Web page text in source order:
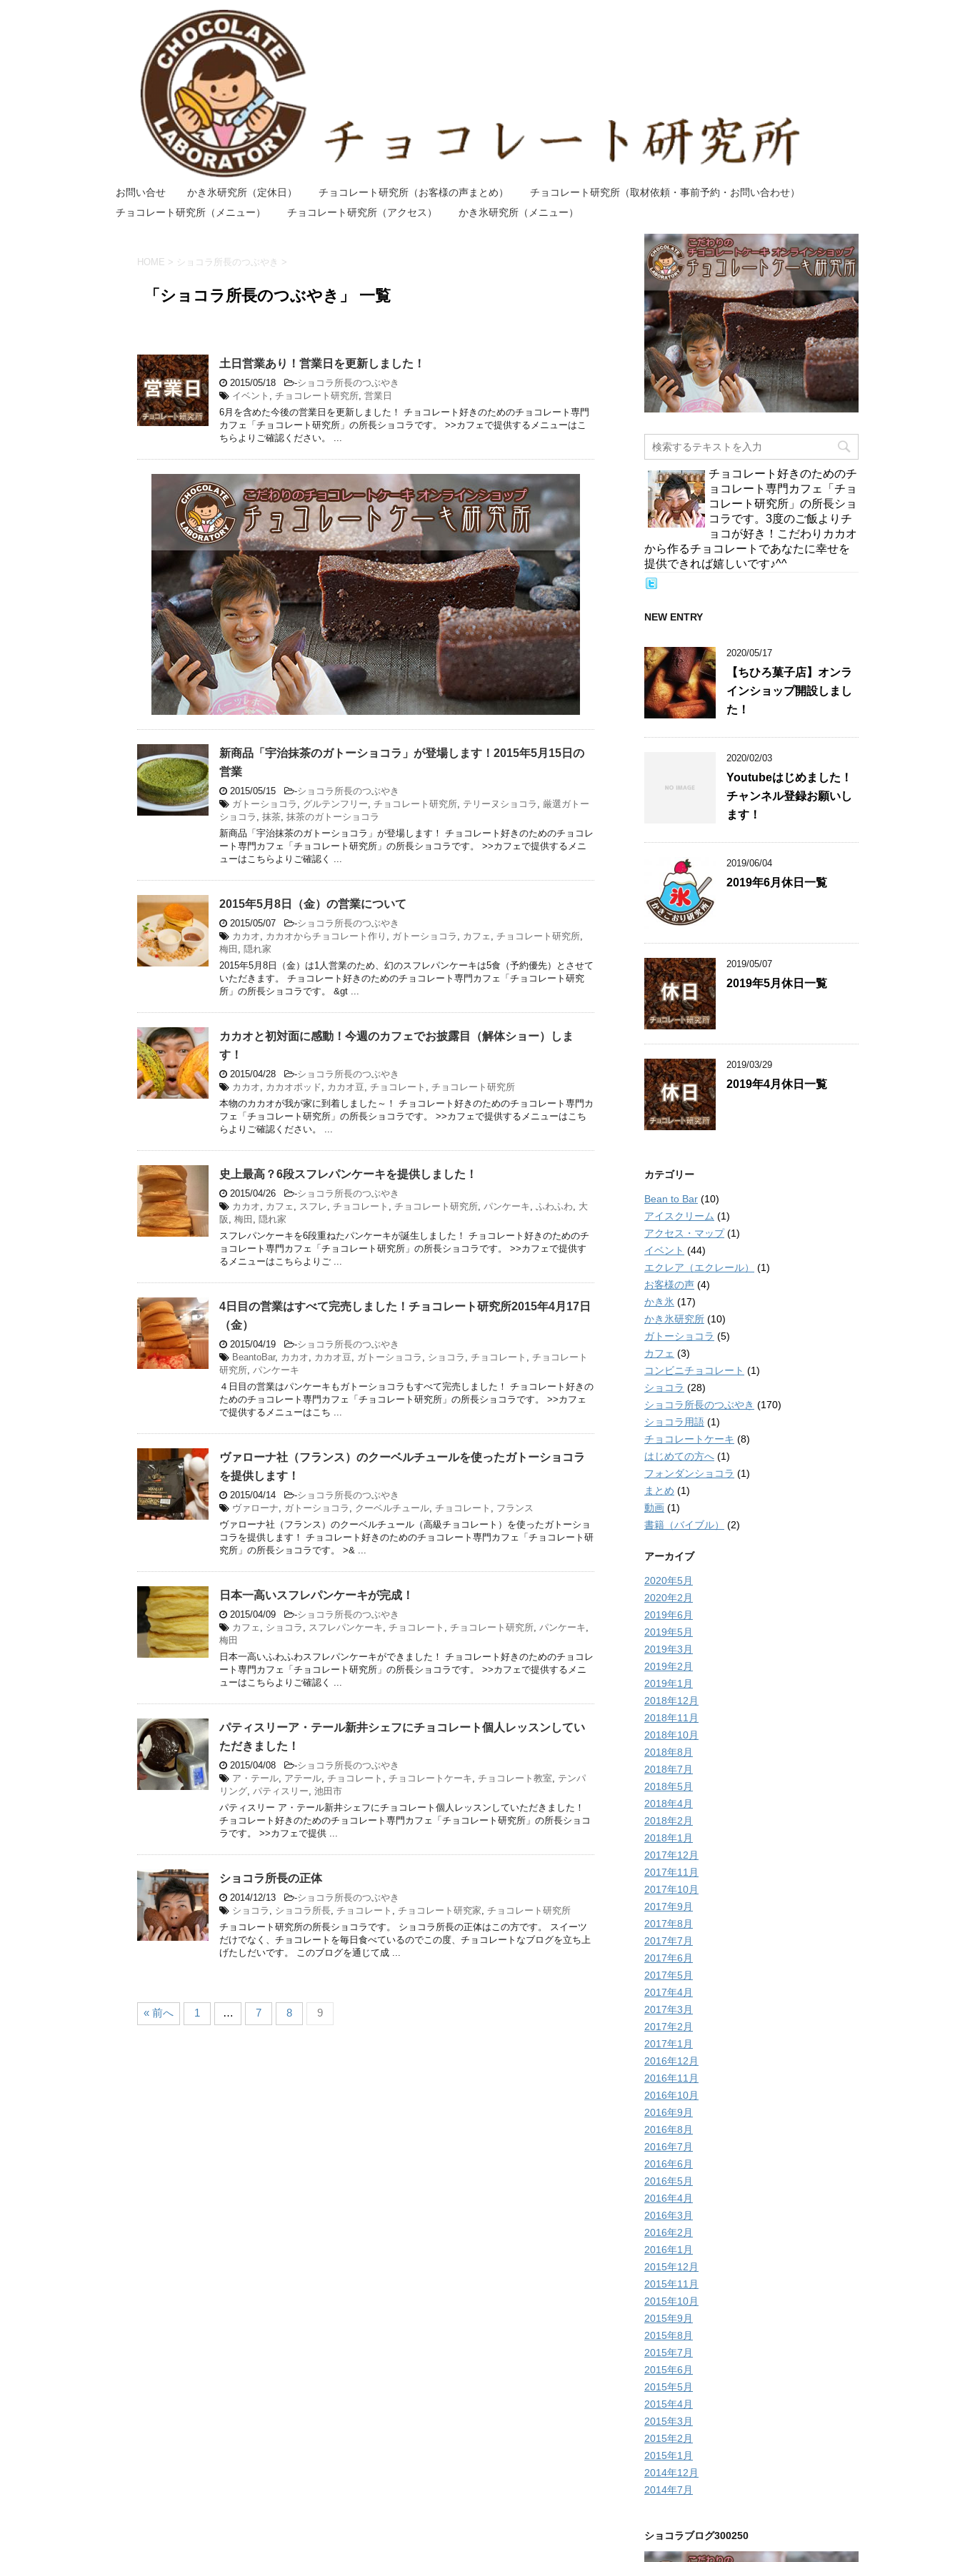
お問い合せ かき氷研究所（定休日） チョコレート研究所（お客様の声まとめ）
チョコレート研究所（取材依頼・事前予約・お問い合わせ）
チョコレート研究所（メニュー）
チョコレート研究所（アクセス） かき氷研究所（メニュー）
HOME > ショコラ所長のつぶやき >
「ショコラ所長のつぶやき」 一覧
土日営業あり！営業日を更新しました！
2015/05/18 -ショコラ所長のつぶやき
イベント
チョコレート研究所 営業日
6月を含めた今後の営業日を更新しました！ チョコレート好きのためのチョコレート専門
カフェ「チョコレート研究所」の所長ショコラです。 >>カフェで提供するメニューはこ
ちらよりご確認ください。 ...
新商品「宇治抹茶のガトーショコラ」が登場します！2015年5月15日の
営業
2015/05/15 -ショコラ所長のつぶやき
ガトーショコラ
グルテンフリー チョコレート研究所 テリーヌショコラ
厳選ガトー
ショコラ
抹茶 抹茶のガトーショコラ
新商品「宇治抹茶のガトーショコラ」が登場します！ チョコレート好きのためのチョコレ
ート専門カフェ「チョコレート研究所」の所長ショコラです。 >>カフェで提供するメニ
ューはこちらよりご確認く ...
2015年5月8日（金）の営業について
2015/05/07 -ショコラ所長のつぶやき
カカオ
カカオからチョコレート作り ガトーショコラ カフェ チョコレート研究所
梅田
隠れ家
2015年5月8日（金）は1人営業のため、幻のスフレパンケーキは5食（予約優先）とさせて
いただきます。 チョコレート好きのためのチョコレート専門カフェ「チョコレート研究
所」の所長ショコラです。 &gt ...
カカオと初対面に感動！今週のカフェでお披露目（解体ショー）しま
す！
2015/04/28 -ショコラ所長のつぶやき
カカオ
カカオポッド カカオ豆 チョコレート
チョコレート研究所
本物のカカオが我が家に到着しました～！ チョコレート好きのためのチョコレート専門カ
フェ「チョコレート研究所」の所長ショコラです。 >>カフェで提供するメニューはこち
らよりご確認ください。 ...
史上最高？6段スフレパンケーキを提供しました！
2015/04/26 -ショコラ所長のつぶやき
カカオ
カフェ スフレ チョコレート チョコレート研究所 パンケーキ ふわふわ
大
阪
梅田
隠れ家
スフレパンケーキを6段重ねたパンケーキが誕生しました！ チョコレート好きのためのチ
ョコレート専門カフェ「チョコレート研究所」の所長ショコラです。 >>カフェで提供す
るメニューはこちらよりご ...
4日目の営業はすべて完売しました！チョコレート研究所2015年4月17日
（金）
2015/04/19 -ショコラ所長のつぶやき
BeantoBar, カカオ カカオ豆 ガトーショコラ ショコラ チョコレート
チョコレート
研究所 パンケーキ
４日目の営業はパンケーキもガトーショコラもすべて完売しました！ チョコレート好きの
ためのチョコレート専門カフェ「チョコレート研究所」の所長ショコラです。 >>カフェ
で提供するメニューはこち ...
ヴァローナ社（フランス）のクーベルチュールを使ったガトーショコラ
を提供します！
2015/04/14 -ショコラ所長のつぶやき
ヴァローナ
ガトーショコラ クーベルチュール チョコレート
フランス
ヴァローナ社（フランス）のクーベルチュール（高級チョコレート）を使ったガトーショ
コラを提供します！ チョコレート好きのためのチョコレート専門カフェ「チョコレート研
究所」の所長ショコラです。 >& ...
日本一高いスフレパンケーキが完成！
2015/04/09 -ショコラ所長のつぶやき
カフェ
ショコラ スフレパンケーキ チョコレート チョコレート研究所 パンケーキ
梅田
日本一高いふわふわスフレパンケーキができました！ チョコレート好きのためのチョコレ
ート専門カフェ「チョコレート研究所」の所長ショコラです。 >>カフェで提供するメニ
ューはこちらよりご確認く ...
パティスリーア・テール新井シェフにチョコレート個人レッスンしてい
ただきました！
2015/04/08 -ショコラ所長のつぶやき
ア・テール アテール チョコレート チョコレートケーキ チョコレート教室
テンパ
リング パティスリー 池田市
パティスリー ア・テール新井シェフにチョコレート個人レッスンしていただきました！
チョコレート好きのためのチョコレート専門カフェ「チョコレート研究所」の所長ショコ
ラです。 >>カフェで提供 ...
ショコラ所長の正体
2014/12/13 -ショコラ所長のつぶやき
ショコラ
ショコラ所長 チョコレート チョコレート研究家 チョコレート研究所
チョコレート研究所の所長ショコラです。 ショコラ所長の正体はこの方です。 スイーツ
だけでなく、チョコレートを毎日食べているのでこの度、チョコレートなブログを立ち上
げたしだいです。 このブログを通じて成 ...
« 前へ 1 … 7 8 9
チョコレート好きのためのチ
ョコレート専門カフェ「チョ
コレート研究所」の所長ショ
コラです。3度のご飯よりチ
ョコが好き！こだわりカカオ
から作るチョコレートであなたに幸せを
提供できれば嬉しいです♪^^
NEW ENTRY
2020/05/17
【ちひろ菓子店】オンラ
インショップ開設しまし
た！
2020/02/03
Youtubeはじめました！
チャンネル登録お願いし
ます！
2019/06/04
2019年6月休日一覧
2019/05/07
2019年5月休日一覧
2019/03/29
2019年4月休日一覧
カテゴリー
Bean to Bar (10)
アイスクリーム (1)
アクセス・マップ(1)
イベント (44)
エクレア（エクレール）
(1)
お客様の声 (4)
かき氷 (17)
かき氷研究所 (10)
ガトーショコラ (5)
カフェ (3)
コンビニチョコレート (1)
ショコラ (28)
ショコラ所長のつぶやき (170)
ショコラ用語 (1)
チョコレートケーキ (8)
はじめての方へ (1)
フォンダンショコラ (1)
まとめ (1)
動画 (1)
書籍（バイブル）
(2)
アーカイブ
2020年5月
2020年2月
2019年6月
2019年5月
2019年3月
2019年2月
2019年1月
2018年12月
2018年11月
2018年10月
2018年8月
2018年7月
2018年5月
2018年4月
2018年2月
2018年1月
2017年12月
2017年11月
2017年10月
2017年9月
2017年8月
2017年7月
2017年6月
2017年5月
2017年4月
2017年3月
2017年2月
2017年1月
2016年12月
2016年11月
2016年10月
2016年9月
2016年8月
2016年7月
2016年6月
2016年5月
2016年4月
2016年3月
2016年2月
2016年1月
2015年12月
2015年11月
2015年10月
2015年9月
2015年8月
2015年7月
2015年6月
2015年5月
2015年4月
2015年3月
2015年2月
2015年1月
2014年12月
2014年7月
ショコラブログ300250